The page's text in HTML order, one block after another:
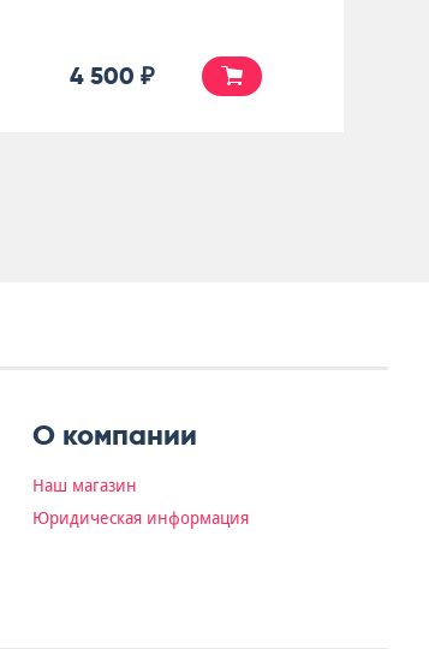
4 000 ₽
О компании
Наш магазин
Юридическая информация